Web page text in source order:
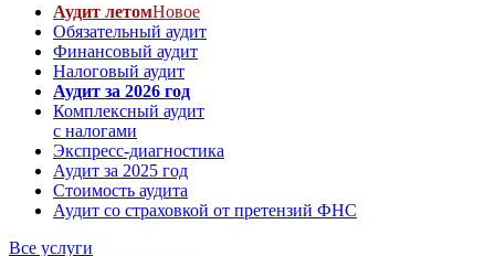
Аудит летомНовое
Обязательный аудит
Финансовый аудит
Налоговый аудит
Аудит за 2026 год
Комплексный аудит
с налогами
Экспресс-диагностика
Аудит за 2025 год
Стоимость аудита
Аудит со страховкой от претензий ФНС
Все услуги